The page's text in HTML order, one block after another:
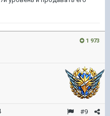
1 973
#9